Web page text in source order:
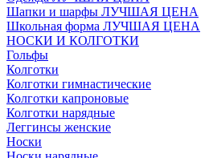
Шапки и шарфы ЛУЧШАЯ ЦЕНА
Школьная форма ЛУЧШАЯ ЦЕНА
НОСКИ И КОЛГОТКИ
Гольфы
Колготки
Колготки гимнастические
Колготки капроновые
Колготки нарядные
Леггинсы женские
Носки